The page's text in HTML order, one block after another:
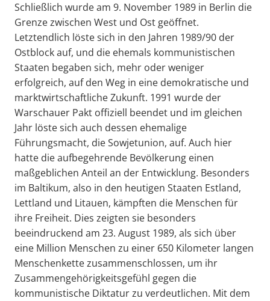
Schließlich wurde am 9. November 1989 in Berlin die
Grenze zwischen West und Ost geöffnet.
Letztendlich löste sich in den Jahren 1989/90 der
Ostblock auf, und die ehemals kommunistischen
Staaten begaben sich, mehr oder weniger
erfolgreich, auf den Weg in eine demokratische und
marktwirtschaftliche Zukunft. 1991 wurde der
Warschauer Pakt offiziell beendet und im gleichen
Jahr löste sich auch dessen ehemalige
Führungsmacht, die Sowjetunion, auf. Auch hier
hatte die aufbegehrende Bevölkerung einen
maßgeblichen Anteil an der Entwicklung. Besonders
im Baltikum, also in den heutigen Staaten Estland,
Lettland und Litauen, kämpften die Menschen für
ihre Freiheit. Dies zeigten sie besonders
beeindruckend am 23. August 1989, als sich über
eine Million Menschen zu einer 650 Kilometer langen
Menschenkette zusammenschlossen, um ihr
Zusammengehörigkeitsgefühl gegen die
kommunistische Diktatur zu verdeutlichen. Mit dem